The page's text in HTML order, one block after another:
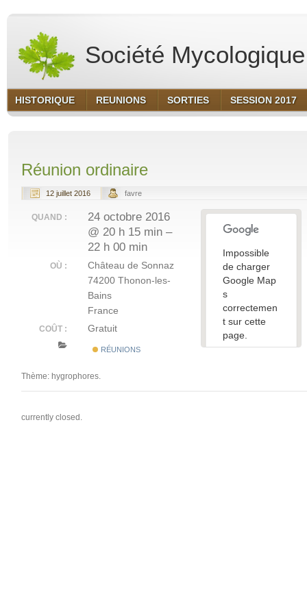
Société
HISTORIQUE REUNIONS SORTIES SESSION 2017
Réunion ordinaire
12 juillet 2016 favre
Impossible
de charger
Google Map
s
correctemen
t sur cette
page.
QUAND :
24 octobre 2016
@ 20 h 15 min –
22 h 00 min
OÙ :
Château de Sonnaz
74200 Thonon-les-
Bains
France
COÛT : Gratuit
RÉUNIONS
Thème: hygrophores.
currently closed.